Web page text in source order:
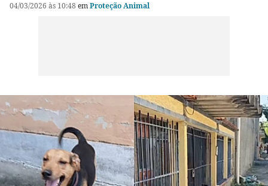
04/03/2026 às 10:48 emProteção Animal